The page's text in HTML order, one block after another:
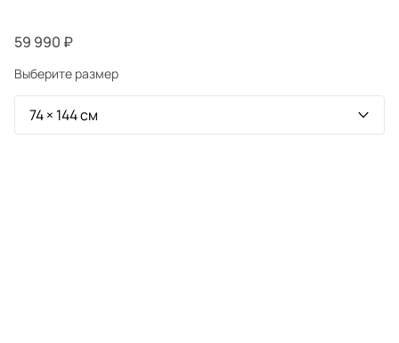
59 990 ₽
Выберите размер